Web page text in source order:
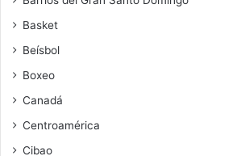
Basket
Beísbol
Boxeo
Canadá
Centroamérica
Cibao